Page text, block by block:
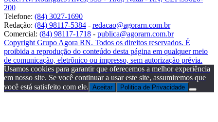
200
Telefone: (84) 3027-1690
Redação: (84) 98117-5384 - redacao@agorarn.com.br
Comercial: (84) 98117-1718 - publica@agorarn.com.br
Copyright Grupo Agora RN. Todos os direitos reservados. É
proibida a reprodução do conteúdo desta página em qualquer meio
de comunicação, eletrônico ou impresso, sem autorização prévia.
Usamos cookies para garantir que oferecemos a melhor experiência
em nosso site. Se você continuar a usar este site, assumiremos que
você está satisfeito com ele. Aceitar Politica de Privacidade